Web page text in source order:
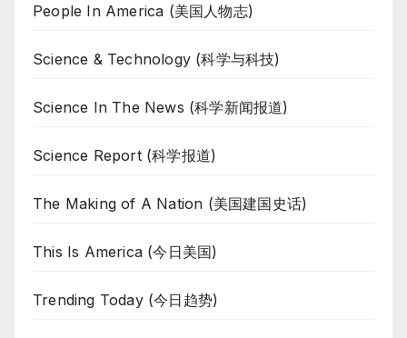
People In America (美国人物志)
Science & Technology (科学与科技)
Science In The News (科学新闻报道)
Science Report (科学报道)
The Making of A Nation (美国建国史话)
This Is America (今日美国)
Trending Today (今日趋势)